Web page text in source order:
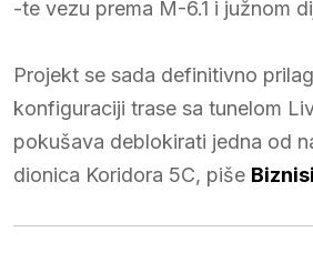
-te vezu prema M-6.1 i južnom
Projekt se sada definitivno
konfiguraciji trase sa tunelom
pokušava deblokirati jedna od
dionica Koridora 5C, piše